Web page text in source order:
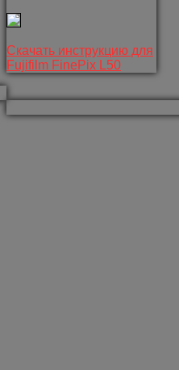
Скачать инструкцию для
Fujifilm FinePix L50